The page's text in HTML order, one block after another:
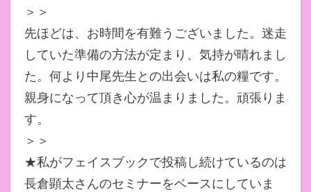
＞＞
先ほどは、お時間を有難うございました。迷走
していた準備の方法が定まり、気持が晴れまし
た。何より中尾先生との出会いは私の糧です。
親身になって頂き心が温まりました。頑張りま
す。
＞＞
★私がフェイスブックで投稿し続けているのは
長倉顕太さんのセミナーをベースにしていま